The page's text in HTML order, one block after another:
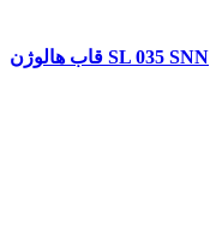
قاب هالوژن SL 035 SNN